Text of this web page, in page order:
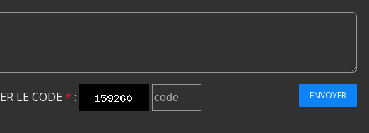
LE CODE * : ENVOYER